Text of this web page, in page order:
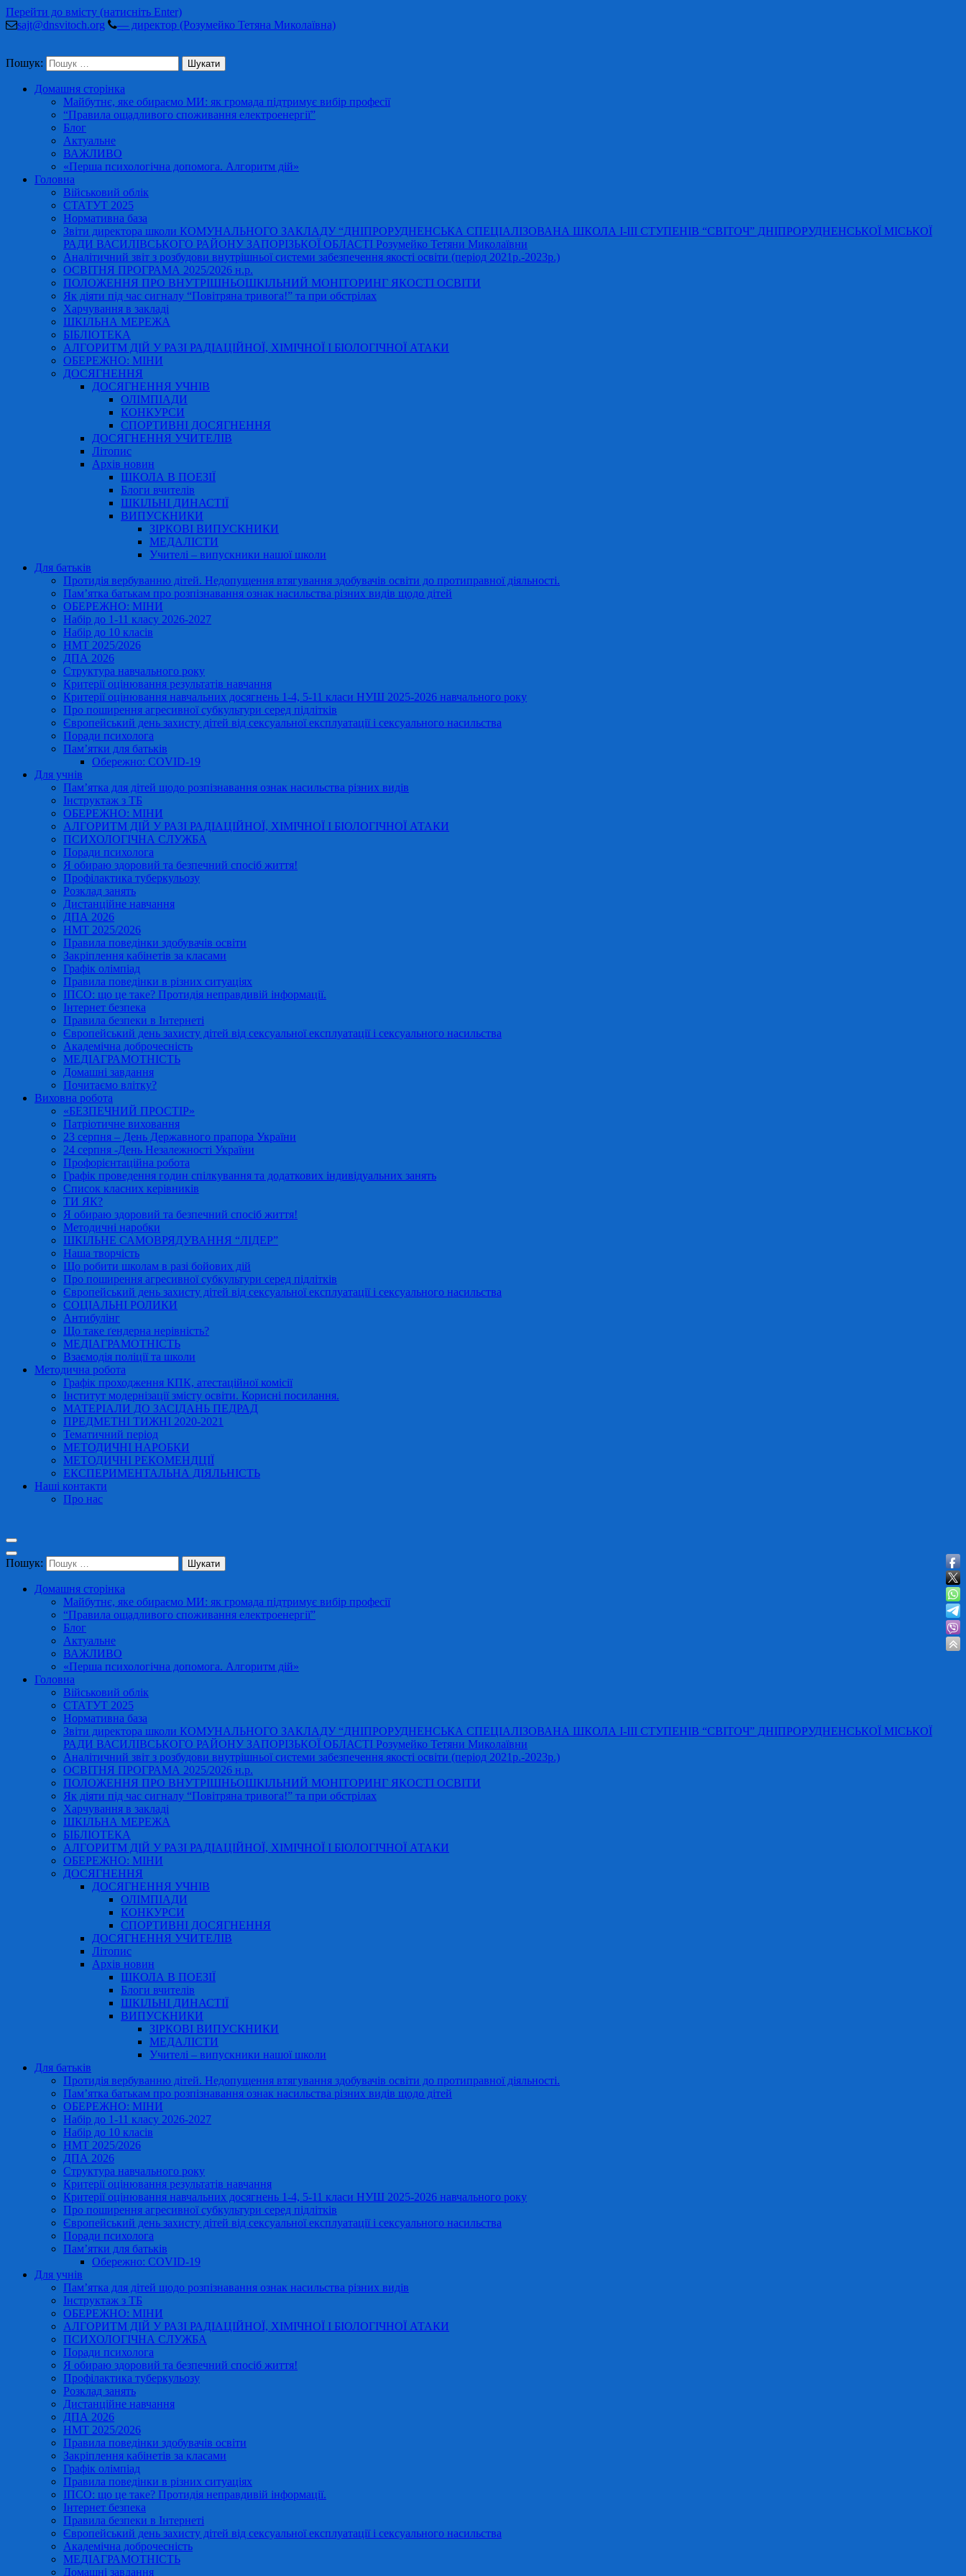
Перейти до вмісту (натисніть Enter)
sajt@dnsvitoch.org
— директор (Розумейко Тетяна Миколаївна)
Пошук:
Домашня сторінка
Майбутнє, яке обираємо МИ: як громада підтримує вибір професії
“Правила ощадливого споживання електроенергії”
Блог
Актуальне
ВАЖЛИВО
«Перша психологічна допомога. Алгоритм дій»
Головна
Військовий облік
СТАТУТ 2025
Нормативна база
Звіти директора школи КОМУНАЛЬНОГО ЗАКЛАДУ “ДНІПРОРУДНЕНСЬКА СПЕЦІАЛІЗОВАНА ШКОЛА І-ІІІ СТУПЕНІВ “СВІТОЧ” ДНІПРОРУДНЕНСЬКОЇ МІСЬКОЇ
РАДИ ВАСИЛІВСЬКОГО РАЙОНУ ЗАПОРІЗЬКОЇ ОБЛАСТІ Розумейко Тетяни Миколаївни
Аналітичний звіт з розбудови внутрішньої системи забезпечення якості освіти (період 2021р.-2023р.)
ОСВІТНЯ ПРОГРАМА 2025/2026 н.р.
ПОЛОЖЕННЯ ПРО ВНУТРІШНЬОШКІЛЬНИЙ МОНІТОРИНГ ЯКОСТІ ОСВІТИ
Як діяти під час сигналу “Повітряна тривога!” та при обстрілах
Харчування в закладі
ШКІЛЬНА МЕРЕЖА
БІБЛІОТЕКА
АЛГОРИТМ ДІЙ У РАЗІ РАДІАЦІЙНОЇ, ХІМІЧНОЇ І БІОЛОГІЧНОЇ АТАКИ
ОБЕРЕЖНО: МІНИ
ДОСЯГНЕННЯ
ДОСЯГНЕННЯ УЧНІВ
ОЛІМПІАДИ
КОНКУРСИ
СПОРТИВНІ ДОСЯГНЕННЯ
ДОСЯГНЕННЯ УЧИТЕЛІВ
Літопис
Архів новин
ШКОЛА В ПОЕЗІЇ
Блоги вчителів
ШКІЛЬНІ ДИНАСТІЇ
ВИПУСКНИКИ
ЗІРКОВІ ВИПУСКНИКИ
МЕДАЛІСТИ
Учителі – випускники нашої школи
Для батьків
Протидія вербуванню дітей. Недопущення втягування здобувачів освіти до протиправної діяльності.
Пам’ятка батькам про розпізнавання ознак насильства різних видів щодо дітей
ОБЕРЕЖНО: МІНИ
Набір до 1-11 класу 2026-2027
Набір до 10 класів
НМТ 2025/2026
ДПА 2026
Структура навчального року
Критерії оцінювання результатів навчання
Критерії оцінювання навчальних досягнень 1-4, 5-11 класи НУШ 2025-2026 навчального року
Про поширення агресивної субкультури серед підлітків
Європейський день захисту дітей від сексуальної експлуатації і сексуального насильства
Поради психолога
Пам’ятки для батьків
Обережно: COVID-19
Для учнів
Пам’ятка для дітей щодо розпізнавання ознак насильства різних видів
Інструктаж з ТБ
ОБЕРЕЖНО: МІНИ
АЛГОРИТМ ДІЙ У РАЗІ РАДІАЦІЙНОЇ, ХІМІЧНОЇ І БІОЛОГІЧНОЇ АТАКИ
ПСИХОЛОГІЧНА СЛУЖБА
Поради психолога
Я обираю здоровий та безпечний спосіб життя!
Профілактика туберкульозу
Розклад занять
Дистанційне навчання
ДПА 2026
НМТ 2025/2026
Правила поведінки здобувачів освіти
Закріплення кабінетів за класами
Графік олімпіад
Правила поведінки в різних ситуаціях
ІПСО: що це таке? Протидія неправдивій інформації.
Інтернет безпека
Правила безпеки в Інтернеті
Європейський день захисту дітей від сексуальної експлуатації і сексуального насильства
Академічна доброчесність
МЕДІАГРАМОТНІСТЬ
Домашні завдання
Почитаємо влітку?
Виховна робота
«БЕЗПЕЧНИЙ ПРОСТІР»
Патріотичне виховання
23 серпня – День Державного прапора України
24 серпня -День Незалежності України
Профорієнтаційна робота
Графік проведення годин спілкування та додаткових індивідуальних занять
Список класних керівників
ТИ ЯК?
Я обираю здоровий та безпечний спосіб життя!
Методичні наробки
ШКІЛЬНЕ САМОВРЯДУВАННЯ “ЛІДЕР”
Наша творчість
Що робити школам в разі бойових дій
Про поширення агресивної субкультури серед підлітків
Європейський день захисту дітей від сексуальної експлуатації і сексуального насильства
СОЦІАЛЬНІ РОЛИКИ
Антибулінг
Що таке ґендерна нерівність?
МЕДІАГРАМОТНІСТЬ
Взаємодія поліції та школи
Методична робота
Графік проходження КПК, атестаційної комісії
Інститут модернізації змісту освіти. Корисні посилання.
МАТЕРІАЛИ ДО ЗАСІДАНЬ ПЕДРАД
ПРЕДМЕТНІ ТИЖНІ 2020-2021
Тематичний період
МЕТОДИЧНІ НАРОБКИ
МЕТОДИЧНІ РЕКОМЕНДЦІЇ
ЕКСПЕРИМЕНТАЛЬНА ДІЯЛЬНІСТЬ
Наші контакти
Про нас
Пошук:
Домашня сторінка
Майбутнє, яке обираємо МИ: як громада підтримує вибір професії
“Правила ощадливого споживання електроенергії”
Блог
Актуальне
ВАЖЛИВО
«Перша психологічна допомога. Алгоритм дій»
Головна
Військовий облік
СТАТУТ 2025
Нормативна база
Звіти директора школи КОМУНАЛЬНОГО ЗАКЛАДУ “ДНІПРОРУДНЕНСЬКА СПЕЦІАЛІЗОВАНА ШКОЛА І-ІІІ СТУПЕНІВ “СВІТОЧ” ДНІПРОРУДНЕНСЬКОЇ МІСЬКОЇ
РАДИ ВАСИЛІВСЬКОГО РАЙОНУ ЗАПОРІЗЬКОЇ ОБЛАСТІ Розумейко Тетяни Миколаївни
Аналітичний звіт з розбудови внутрішньої системи забезпечення якості освіти (період 2021р.-2023р.)
ОСВІТНЯ ПРОГРАМА 2025/2026 н.р.
ПОЛОЖЕННЯ ПРО ВНУТРІШНЬОШКІЛЬНИЙ МОНІТОРИНГ ЯКОСТІ ОСВІТИ
Як діяти під час сигналу “Повітряна тривога!” та при обстрілах
Харчування в закладі
ШКІЛЬНА МЕРЕЖА
БІБЛІОТЕКА
АЛГОРИТМ ДІЙ У РАЗІ РАДІАЦІЙНОЇ, ХІМІЧНОЇ І БІОЛОГІЧНОЇ АТАКИ
ОБЕРЕЖНО: МІНИ
ДОСЯГНЕННЯ
ДОСЯГНЕННЯ УЧНІВ
ОЛІМПІАДИ
КОНКУРСИ
СПОРТИВНІ ДОСЯГНЕННЯ
ДОСЯГНЕННЯ УЧИТЕЛІВ
Літопис
Архів новин
ШКОЛА В ПОЕЗІЇ
Блоги вчителів
ШКІЛЬНІ ДИНАСТІЇ
ВИПУСКНИКИ
ЗІРКОВІ ВИПУСКНИКИ
МЕДАЛІСТИ
Учителі – випускники нашої школи
Для батьків
Протидія вербуванню дітей. Недопущення втягування здобувачів освіти до протиправної діяльності.
Пам’ятка батькам про розпізнавання ознак насильства різних видів щодо дітей
ОБЕРЕЖНО: МІНИ
Набір до 1-11 класу 2026-2027
Набір до 10 класів
НМТ 2025/2026
ДПА 2026
Структура навчального року
Критерії оцінювання результатів навчання
Критерії оцінювання навчальних досягнень 1-4, 5-11 класи НУШ 2025-2026 навчального року
Про поширення агресивної субкультури серед підлітків
Європейський день захисту дітей від сексуальної експлуатації і сексуального насильства
Поради психолога
Пам’ятки для батьків
Обережно: COVID-19
Для учнів
Пам’ятка для дітей щодо розпізнавання ознак насильства різних видів
Інструктаж з ТБ
ОБЕРЕЖНО: МІНИ
АЛГОРИТМ ДІЙ У РАЗІ РАДІАЦІЙНОЇ, ХІМІЧНОЇ І БІОЛОГІЧНОЇ АТАКИ
ПСИХОЛОГІЧНА СЛУЖБА
Поради психолога
Я обираю здоровий та безпечний спосіб життя!
Профілактика туберкульозу
Розклад занять
Дистанційне навчання
ДПА 2026
НМТ 2025/2026
Правила поведінки здобувачів освіти
Закріплення кабінетів за класами
Графік олімпіад
Правила поведінки в різних ситуаціях
ІПСО: що це таке? Протидія неправдивій інформації.
Інтернет безпека
Правила безпеки в Інтернеті
Європейський день захисту дітей від сексуальної експлуатації і сексуального насильства
Академічна доброчесність
МЕДІАГРАМОТНІСТЬ
Домашні завдання